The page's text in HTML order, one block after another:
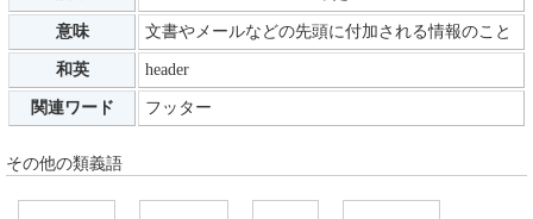
意味 文書やメールなどの先頭に付加される情報のこと
和英 header
関連ワード フッター
その他の類義語